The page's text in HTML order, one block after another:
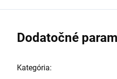
Dodatočné
Kategória: